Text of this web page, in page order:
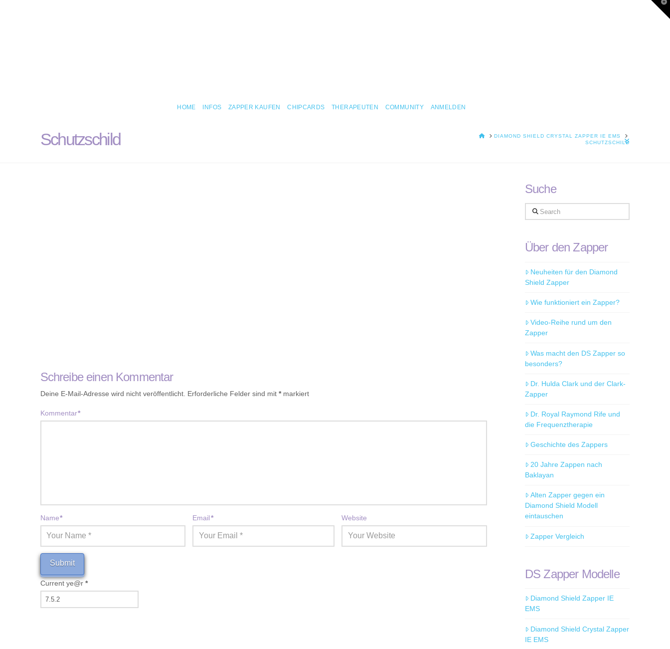
HOME INFOS ZAPPER KAUFEN CHIPCARDS THERAPEUTEN COMMUNITY ANMELDEN
Schutzschild HOMEDIAMOND SHIELD CRYSTAL ZAPPER IE EMS
SCHUTZSCHILD
Schreibe einen Kommentar
Deine E-Mail-Adresse wird nicht veröffentlicht. Erforderliche Felder sind mit *markiert
Kommentar*
Name* Email* Website
Current ye@r *
Suche
Search
Über den Zapper
Neuheiten für den Diamond
Shield Zapper
Wie funktioniert ein Zapper?
Video-Reihe rund um den
Zapper
Was macht den DS Zapper so
besonders?
Dr. Hulda Clark und der Clark-
Zapper
Dr. Royal Raymond Rife und
die Frequenztherapie
Geschichte des Zappers
20 Jahre Zappen nach
Baklayan
Alten Zapper gegen ein
Diamond Shield Modell
eintauschen
Zapper Vergleich
DS Zapper Modelle
Diamond Shield Zapper IE
EMS
Diamond Shield Crystal Zapper
IE EMS